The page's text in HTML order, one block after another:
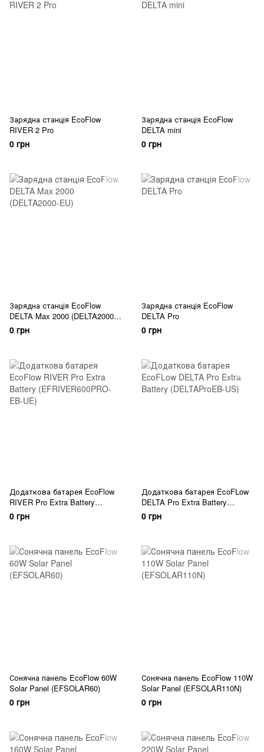
Зарядна станція EcoFlow
RIVER 2 Pro
0 грн
Зарядна станція EcoFlow
DELTA mini
0 грн
Зарядна станція EcoFlow
DELTA Max 2000 (DELTA2000-
EU)
0 грн
Зарядна станція EcoFlow
DELTA Pro
0 грн
Додаткова батарея EcoFlow
RIVER Pro Extra Battery
(EFRIVER600PRO-EB-UE)
0 грн
Додаткова батарея EcoFLow
DELTA Pro Extra Battery
(DELTAProEB-US)
0 грн
Сонячна панель EcoFlow 60W
Solar Panel (EFSOLAR60)
0 грн
Сонячна панель EcoFlow 110W
Solar Panel (EFSOLAR110N)
0 грн